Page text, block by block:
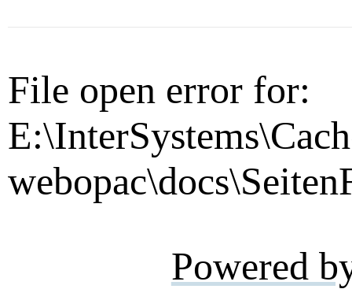
File open error for:
Powered